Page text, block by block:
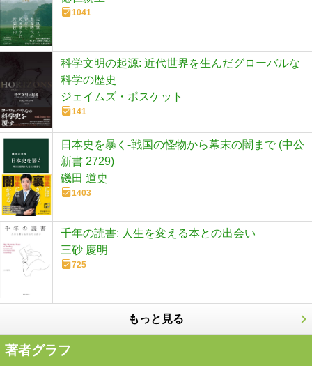
1041
科学文明の起源: 近代世界を生んだグローバルな
科学の歴史
ジェイムズ・ポスケット
141
日本史を暴く-戦国の怪物から幕末の闇まで (中公
新書 2729)
磯田 道史
1403
千年の読書: 人生を変える本との出会い
三砂 慶明
725
もっと見る
著者グラフ